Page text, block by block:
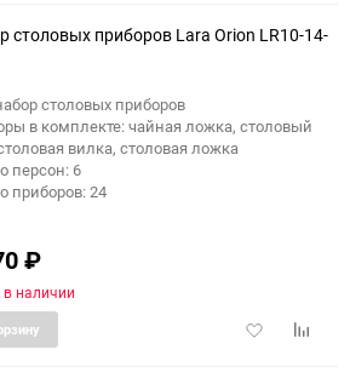
столовых приборов Lara Orion LR10-14-
столовых приборов
в комплекте: чайная ложка, столовый
вилка, столовая ложка
персон: 6
приборов: 24
₽
в наличии
Добавить